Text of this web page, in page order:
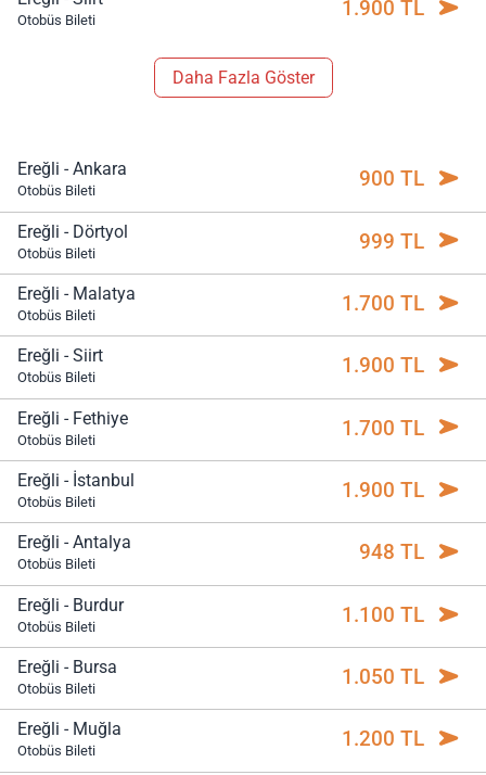
Otobüs Bileti 1.900 TL
Daha Fazla Göster
Ereğli - Ankara
Otobüs Bileti 900 TL
Ereğli - Dörtyol
Otobüs Bileti 999 TL
Ereğli - Malatya
Otobüs Bileti 1.700 TL
Ereğli - Siirt
Otobüs Bileti 1.900 TL
Ereğli - Fethiye
Otobüs Bileti 1.700 TL
Ereğli - İstanbul
Otobüs Bileti 1.900 TL
Ereğli - Antalya
Otobüs Bileti 948 TL
Ereğli - Burdur
Otobüs Bileti 1.100 TL
Ereğli - Bursa
Otobüs Bileti 1.050 TL
Ereğli - Muğla
Otobüs Bileti 1.200 TL